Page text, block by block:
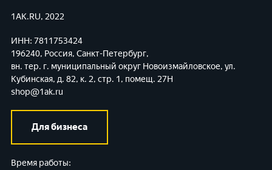
1AK.RU, 2022
ИНН: 7811753424
196240, Россия, Санкт-Петербург,
вн. тер. г. муниципальный округ Новоизмайловское, ул.
Кубинская, д. 82, к. 2, стр. 1, помещ. 27Н
shop@1ak.ru
Для бизнеса
Время работы: